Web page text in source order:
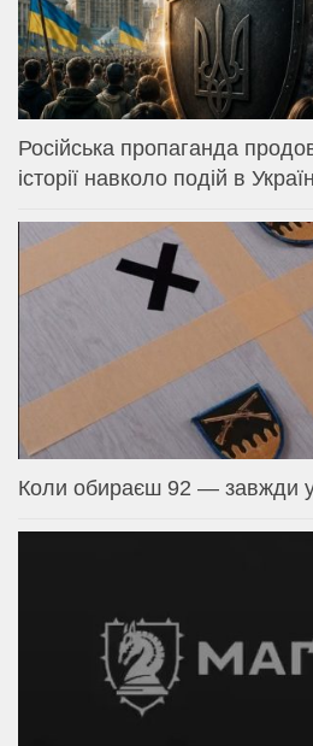
Російська пропаганда
історії навколо подій в
Коли обираєш 92 — завжди